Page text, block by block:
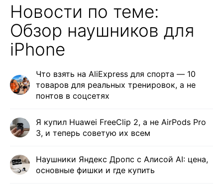
Новости по теме:
Обзор наушников для
iPhone
Что взять на AliExpress для спорта — 10
товаров для реальных тренировок, а не
понтов в соцсетях
Я купил Huawei FreeClip 2, а не AirPods Pro
3, и теперь советую их всем
Наушники Яндекс Дропс с Алисой AI: цена,
основные фишки и где купить